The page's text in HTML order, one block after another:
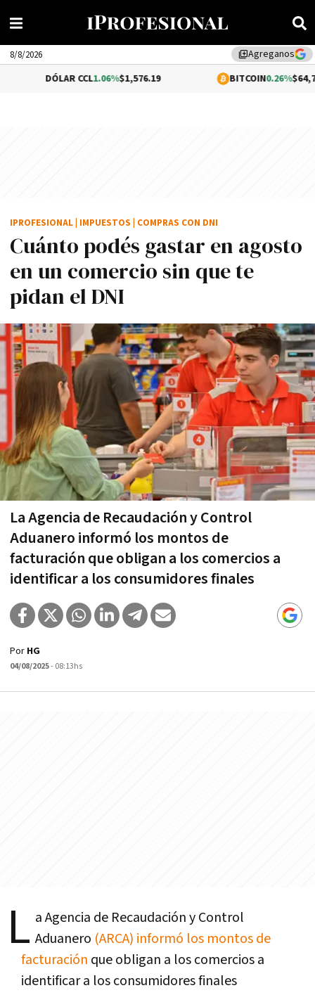
library_addAgreganos
8/8/2026
1.06%$1,576.19 0.26%$64,711.72
Cuánto podés gastar en agosto
en un comercio sin que te
pidan el DNI
La Agencia de Recaudación y Control
Aduanero informó los montos de
facturación que obligan a los comercios a
identificar a los consumidores finales
IPROFESIONAL IMPUESTOS COMPRAS CON DNI
Por HG
04/08/2025- 08:13hs
L a Agencia de Recaudación y Control
Aduanero (ARCA) informó los montos de
facturación que obligan a los comercios a
identificar a los consumidores finales